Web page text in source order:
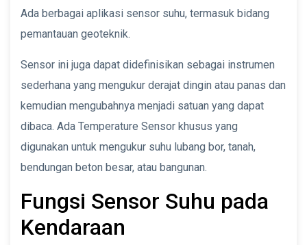
Ada berbagai aplikasi sensor suhu, termasuk bidang
pemantauan geoteknik.
Sensor ini juga dapat didefinisikan sebagai instrumen
sederhana yang mengukur derajat dingin atau panas dan
kemudian mengubahnya menjadi satuan yang dapat
dibaca. Ada Temperature Sensor khusus yang
digunakan untuk mengukur suhu lubang bor, tanah,
bendungan beton besar, atau bangunan.
Fungsi Sensor Suhu pada
Kendaraan